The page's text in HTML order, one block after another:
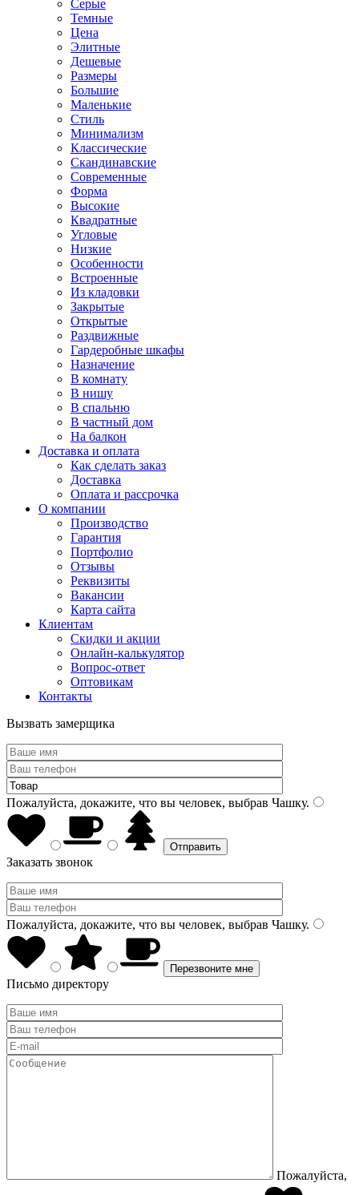
Серые
Темные
Цена
Элитные
Дешевые
Размеры
Большие
Маленькие
Стиль
Минимализм
Классические
Скандинавские
Современные
Форма
Высокие
Квадратные
Угловые
Низкие
Особенности
Встроенные
Из кладовки
Закрытые
Открытые
Раздвижные
Гардеробные шкафы
Назначение
В комнату
В нишу
В спальню
В частный дом
На балкон
Доставка и оплата
Как сделать заказ
Доставка
Оплата и рассрочка
О компании
Производство
Гарантия
Портфолио
Отзывы
Реквизиты
Вакансии
Карта сайта
Клиентам
Скидки и акции
Онлайн-калькулятор
Вопрос-ответ
Оптовикам
Контакты
Вызвать замерщика
Пожалуйста, докажите, что вы человек, выбрав Чашку.
Заказать звонок
Пожалуйста, докажите, что вы человек, выбрав Чашку.
Письмо директору
Пожалуйста,